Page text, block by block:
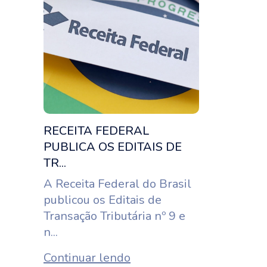
RECEITA FEDERAL
PUBLICA OS EDITAIS DE
TR...
A Receita Federal do Brasil
publicou os Editais de
Transação Tributária nº 9 e
n...
Continuar lendo